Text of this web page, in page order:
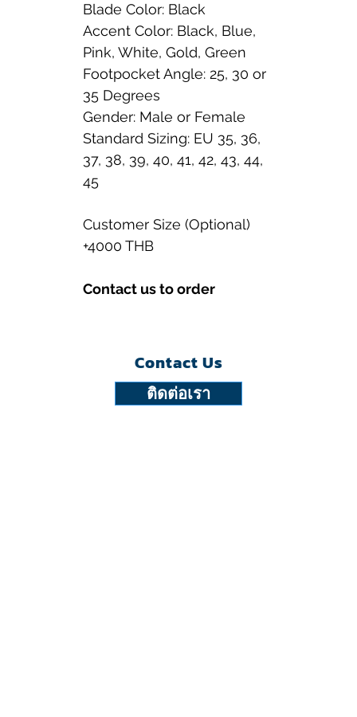
Blade Color: Black
Accent Color: Black, Blue,
Pink, White, Gold, Green
Footpocket Angle: 25, 30 or
35 Degrees
Gender: Male or Female
Standard Sizing: EU 35, 36,
37, 38, 39, 40, 41, 42, 43, 44,
45
Customer Size (Optional)
+4000 THB
Contact us to order
Contact Us
ติดต่อเรา